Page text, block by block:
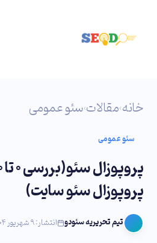
خانه›مقالات›سئو عمومی
سئو عمومی
پروپوزال سئو سایت)
تیم تحریریه سئودو انتشار: ۹ شهریور ۱۴۰۴